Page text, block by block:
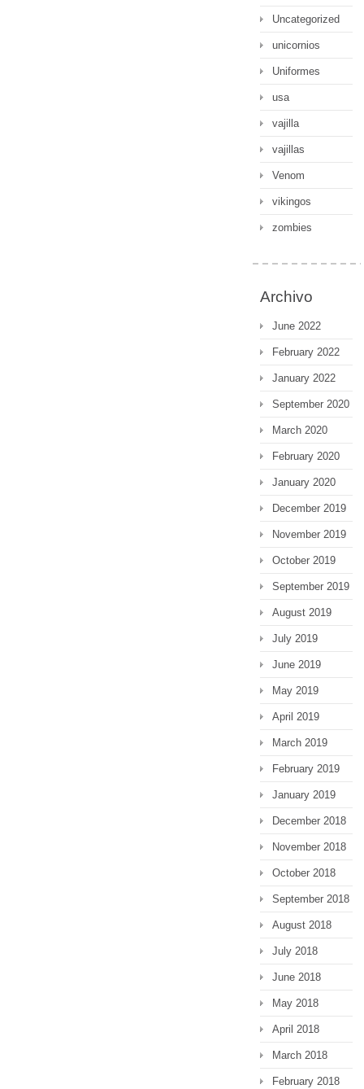
Uncategorized
unicornios
Uniformes
usa
vajilla
vajillas
Venom
vikingos
zombies
Archivo
June 2022
February 2022
January 2022
September 2020
March 2020
February 2020
January 2020
December 2019
November 2019
October 2019
September 2019
August 2019
July 2019
June 2019
May 2019
April 2019
March 2019
February 2019
January 2019
December 2018
November 2018
October 2018
September 2018
August 2018
July 2018
June 2018
May 2018
April 2018
March 2018
February 2018